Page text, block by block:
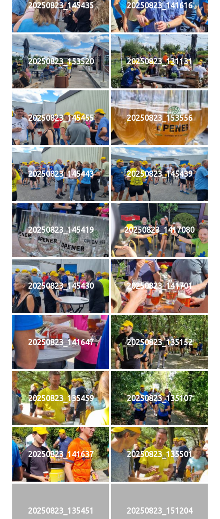
20250823_145435 20250823_141616
20250823_153520 20250823_131131
20250823_145455 20250823_153556
20250823_145443 20250823_145439
20250823_145419 20250823_1417080
20250823_145430 20250823_141701
20250823_141647 20250823_135152
20250823_135459 20250823_135107
20250823_141637 20250823_135501
20250823_135451 20250823_151204